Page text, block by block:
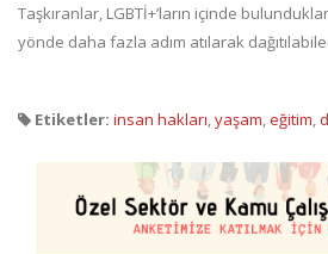
Taşkıranlar, LGBTİ+’ların içinde
yönde daha fazla adım atılarak
Etiketler: insan hakları yaşam eğitim